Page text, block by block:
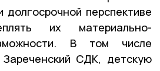
долгосрочной перспективе
их материально-
В том числе
Зареченский СДК, детскую